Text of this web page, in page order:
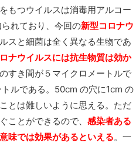
もつウイルスは消毒用アルコー
れており、今回の新型コロナウ
スと細菌は全く異なる生物であ
ナウイルスには抗生物質は効か
すき間が５マイクロメートルで
ルである。50cm の穴に1cm の
とは難しいように思える。ただ
ことができるので、 感染者ある
味では効果があるといえる。 一